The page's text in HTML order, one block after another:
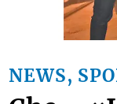
NEWS,